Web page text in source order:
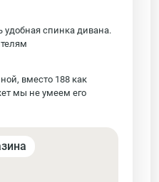
спинка дивана.
вместо 188 как
мы не умеем его